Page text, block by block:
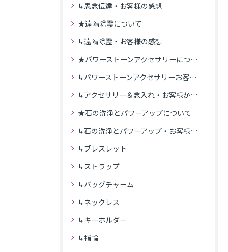
↳思念伝達・お客様の感想
★遠隔除霊について
↳遠隔除霊・お客様の感想
★パワーストーンアクセサリーについて
↳パワーストーンアクセサリーお客様の発送商品一覧
↳アクセサリー＆念入れ・お客様からの感想
★石の洗浄とパワーアップについて
↳石の洗浄とパワーアップ・お客様の感想
↳ブレスレット
↳ストラップ
↳バッグチャーム
↳ネックレス
↳キーホルダー
↳指輪